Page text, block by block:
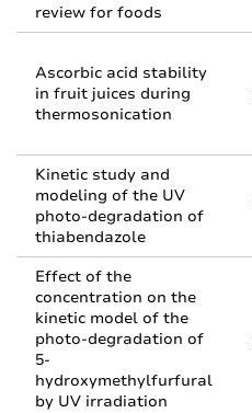
review for foods
Ascorbic acid stability
in fruit juices during
thermosonication
Kinetic study and
modeling of the UV
photo-degradation of
thiabendazole
Effect of the
concentration on the
kinetic model of the
photo-degradation of
5-
hydroxymethylfurfural
by UV irradiation